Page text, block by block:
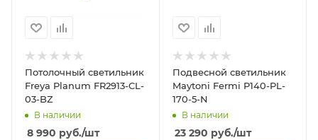
Потолочный светильник
Freya Planum FR2913-CL-
03-BZ
В наличии
8 990 руб./шт
Подвесной светильник
Maytoni Fermi P140-PL-
170-5-N
В наличии
23 290 руб./шт